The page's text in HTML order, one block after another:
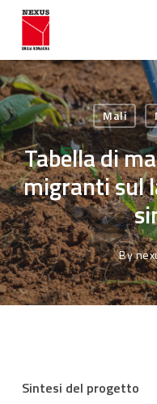
Skip
main
content
Mali
Tabella di
migranti sul
By
Sintesi del progetto